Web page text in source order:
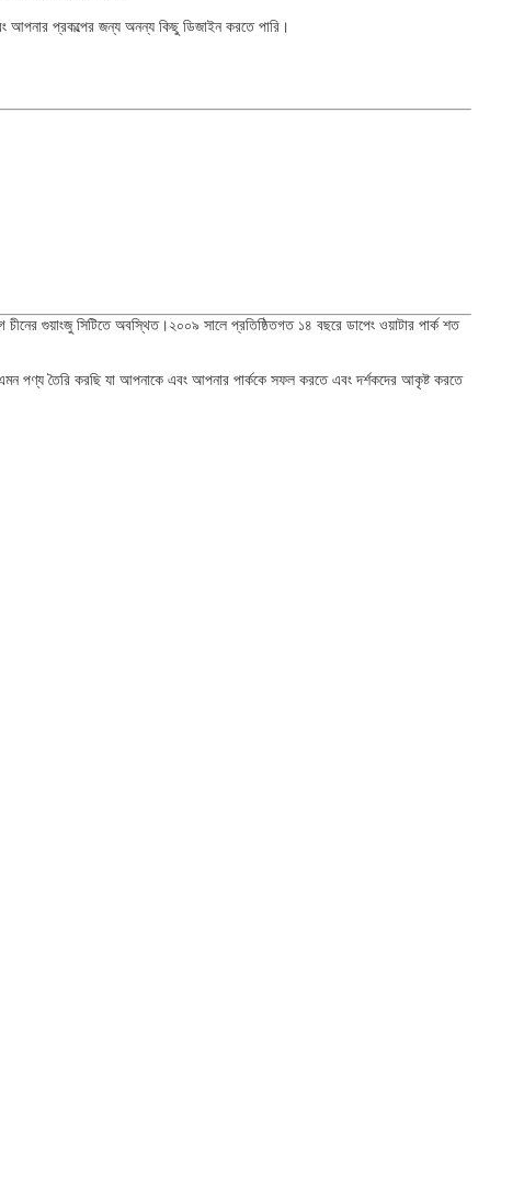
আপনার প্রকল্পের জন্য অনন্য কিছু ডিজাইন করতে পারি।
গুয়াংজু সিটিতে অবস্থিত।২০০৯ সালে প্রতিষ্ঠিতগত ১৪ বছরে ডাপেং ওয়াটার পার্ক শত
এমন পণ্য তৈরি করছি যা আপনাকে এবং আপনার পার্ককে সফল করতে এবং দর্শকদের আকৃষ্ট করতে